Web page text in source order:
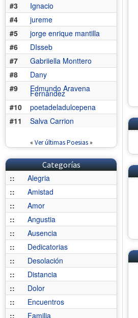
#3
Ignacio
#4
jureme
#5
jorge enrique mantilla
#6
DIsseb
#7
Gabriiella Monttero
#8
Dany
#9
Edmundo Aravena
Fernández
#10
poetadeladulcepena
#11
Salva Carrion
« Ver últimas Poesias»
Categorías
::
Alegria
::
Amistad
::
Amor
::
Angustia
::
Ausencia
::
Dedicatorias
::
Desolación
::
Distancia
::
Dolor
::
Encuentros
::
Familia